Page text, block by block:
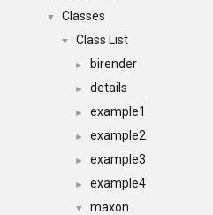
▼ Classes
▼ Class List
► birender
► details
► example1
► example2
► example3
► example4
▼ maxon